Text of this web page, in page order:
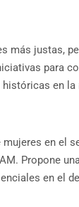
más justas,
para
en la
en el
Propone
en el